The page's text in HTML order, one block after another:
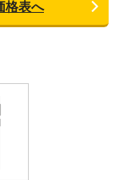
格表へ